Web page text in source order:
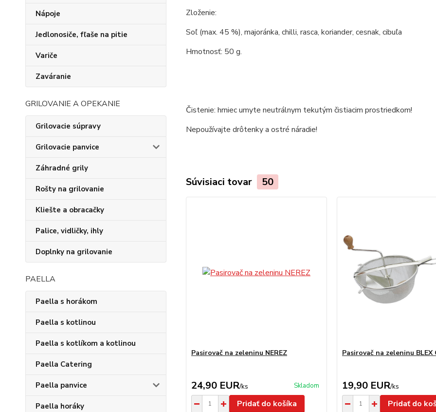
Nápoje
Jedlonosiče, fľaše na pitie
Variče
Zaváranie
GRILOVANIE A OPEKANIE
Grilovacie súpravy
Grilovacie panvice
Záhradné grily
Rošty na grilovanie
Kliešte a obracačky
Palice, vidličky, ihly
Doplnky na grilovanie
PAELLA
Paella s horákom
Paella s kotlinou
Paella s kotlíkom a kotlinou
Paella Catering
Paella panvice
Paella horáky
Zloženie:
Soľ (max. 45 %), majoránka, chilli, rasca, koriander, cesnak, cibuľa
Hmotnosť: 50 g.
Čistenie: hrniec umyte neutrálnym tekutým čistiacim prostriedkom!
Nepoužívajte drôtenky a ostré náradie!
Súvisiaci tovar 50
Pasirovač na zeleninu NEREZ
24,90 EUR/ks Skladom
Pridať do košíka
Pasirovač na zeleninu BLEX
19,90 EUR/ks
Pridať do